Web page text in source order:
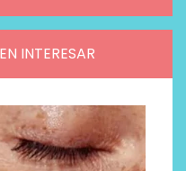
INTERESAR